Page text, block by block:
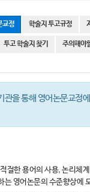
교정 학술지 투고규정
투고 학술지 찾기 주의해야
관을 통해 영어논문교정
절한 용어의 사용, 논리체
는 영어논문의 수준향상에